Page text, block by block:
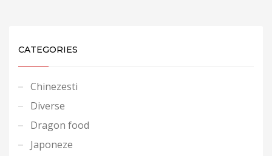
CATEGORIES
Chinezesti
Diverse
Dragon food
Japoneze